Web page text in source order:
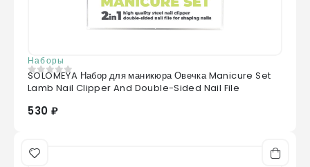
Наборы
0 из 5
SOLOMEYA Набор для маникюра Овечка Manicure Set
Lamb Nail Clipper And Double-Sided Nail File
530 ₽